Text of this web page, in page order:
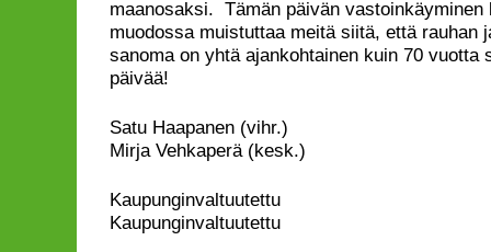
maanosaksi. Tämän päivän vastoinkäyminen
muodossa muistuttaa meitä siitä, että rauhan
sanoma on yhtä ajankohtainen kuin 70 vuotta
päivää!
Satu
Mirja Vehkaperä (kesk.)
Kaupunginvaltuutettu